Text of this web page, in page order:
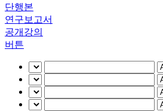
단행본
연구보고서
공개강의
버튼